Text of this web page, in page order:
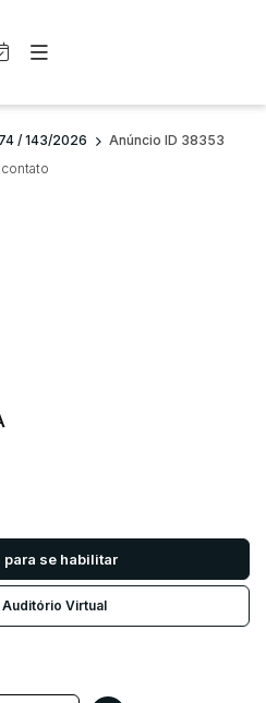
/ 143/2026
Anúncio ID 38353
para se habilitar
Virtual